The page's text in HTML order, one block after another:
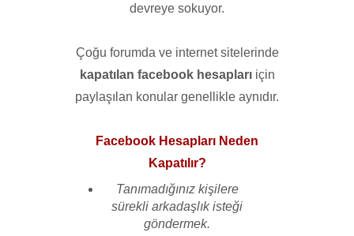
devreye sokuyor.
Çoğu forumda ve internet sitelerinde
kapatılan facebook hesaplarıiçin
paylaşılan konular genellikle aynıdır.
Facebook Hesapları Neden
Kapatılır?
Tanımadığınız kişilere
sürekli arkadaşlık isteği
göndermek.